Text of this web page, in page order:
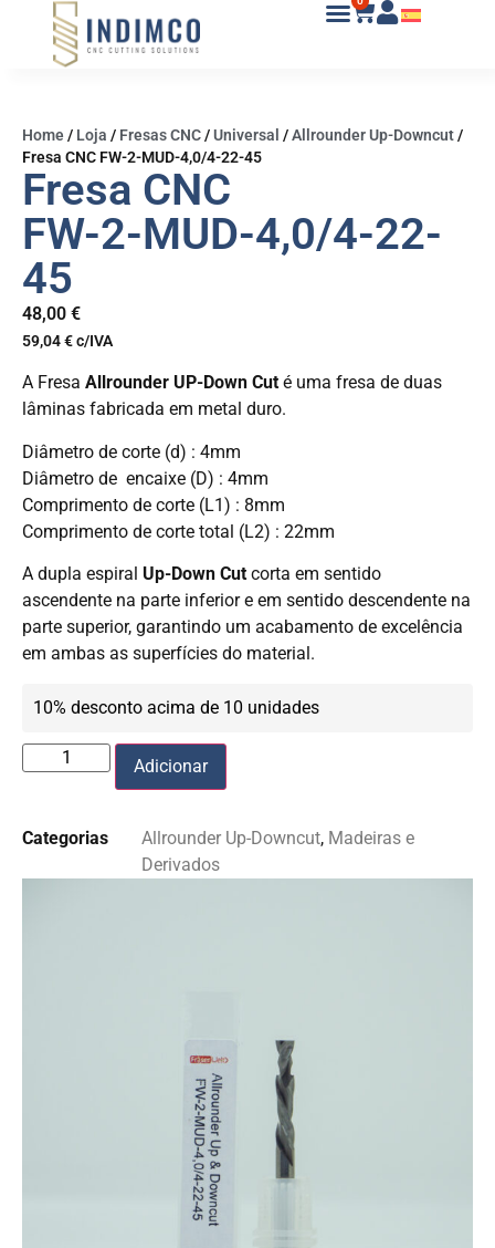
Home/ Loja / Fresas CNC/Universal /Allrounder Up-Downcut/
Fresa CNC FW-2-MUD-4,0/4-22-45
Fresa CNC
FW-2-MUD-4,0/4-22-
45
48,00 €
59,04€c/IVA
A Fresa Allrounder UP-Down Cut é uma fresa de duas
lâminas fabricada em metal duro.
Diâmetro de corte (d) : 4mm
Diâmetro de encaixe (D) : 4mm
Comprimento de corte (L1) : 8mm
Comprimento de corte total (L2) : 22mm
A dupla espiral Up-Down Cut corta em sentido
ascendente na parte inferior e em sentido descendente na
parte superior, garantindo um acabamento de excelência
em ambas as superfícies do material.
10% desconto acima de 10 unidades
Adicionar
Categorias Allrounder Up-Downcut, Madeiras e
Derivados